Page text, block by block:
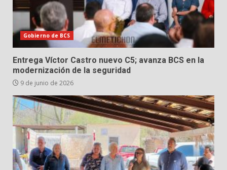
Gobierno de BCS
Entrega Víctor Castro nuevo C5; avanza BCS en la
modernización de la seguridad
9 de junio de 2026